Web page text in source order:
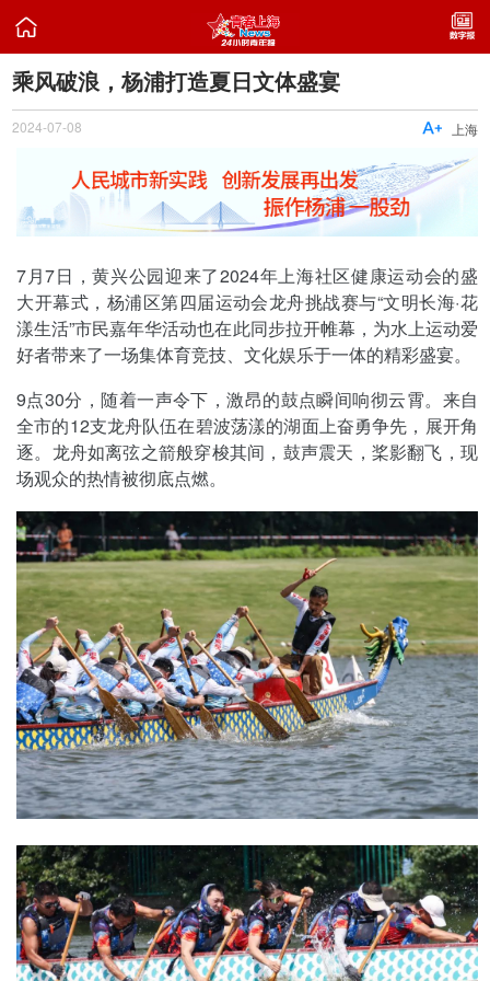

乘风破浪，杨浦打造夏日文体盛宴
2024-07-08 上海

7月7日，黄兴公园迎来了2024年上海社区健康运动会的盛
大开幕式，杨浦区第四届运动会龙舟挑战赛与“文明长海·花
漾生活”市民嘉年华活动也在此同步拉开帷幕，为水上运动爱
好者带来了一场集体育竞技、文化娱乐于一体的精彩盛宴。
9点30分，随着一声令下，激昂的鼓点瞬间响彻云霄。来自
全市的12支龙舟队伍在碧波荡漾的湖面上奋勇争先，展开角
逐。龙舟如离弦之箭般穿梭其间，鼓声震天，桨影翻飞，现
场观众的热情被彻底点燃。